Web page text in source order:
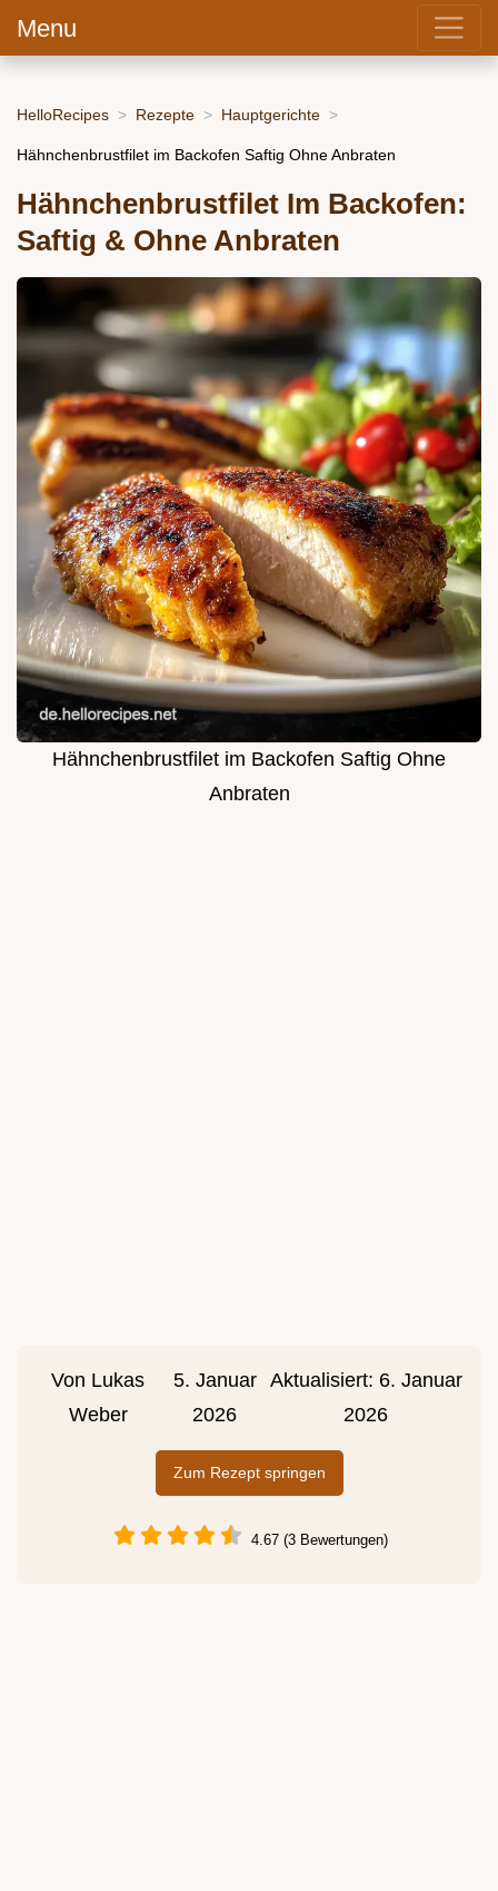
Menu
HelloRecipes Rezepte Hauptgerichte
Hähnchenbrustfilet im Backofen Saftig Ohne Anbraten
Hähnchenbrustfilet Im Backofen:
Saftig & Ohne Anbraten
Hähnchenbrustfilet im Backofen Saftig Ohne
Anbraten
Von Lukas
Weber
5. Januar
2026
Aktualisiert: 6. Januar
2026
Zum Rezept springen
4.67 (3 Bewertungen)